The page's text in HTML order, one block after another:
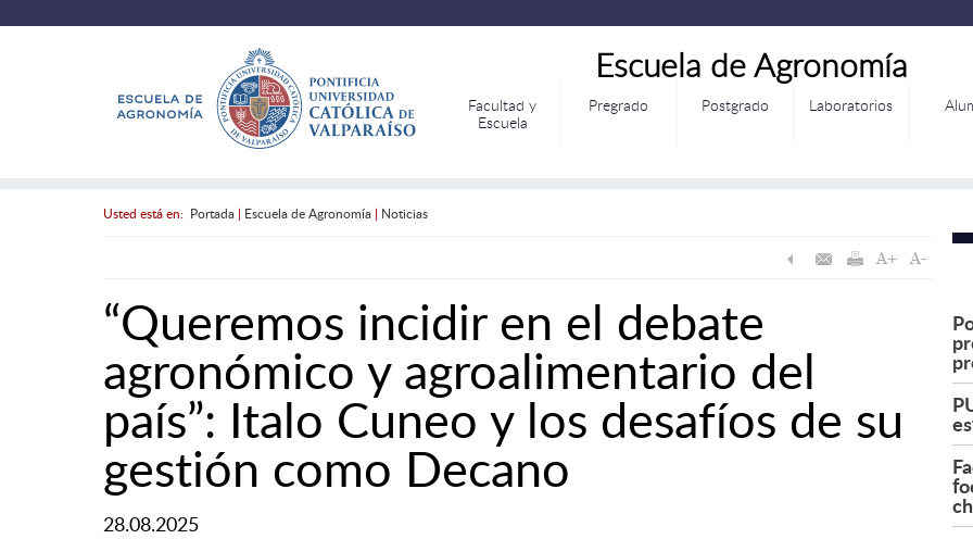
Escuela de Agronomía
Facultad y
Escuela
Pregrado Postgrado Laboratorios
Usted está en: Portada| Escuela de Agronomía| Noticias
“Queremos incidir en el debate
agronómico y agroalimentario del
país”: Italo Cuneo y los desafíos de su
gestión como Decano
28.08.2025